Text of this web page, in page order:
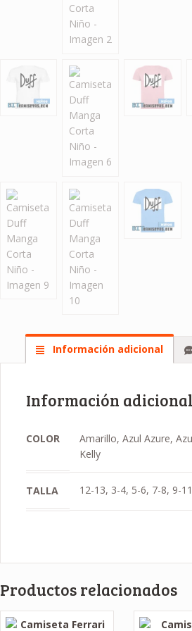
Información adicional
Información adicional
COLOR
Amarillo, Azul Azure,
Kelly
TALLA 12-13, 3-4, 5-6, 7-8, 9-11
Productos relacionados